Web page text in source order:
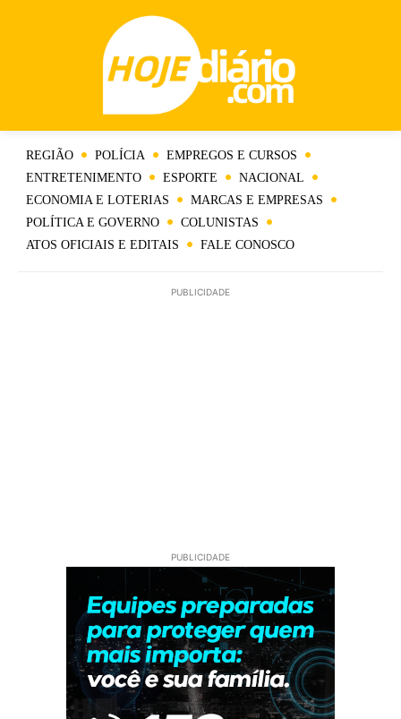
REGIÃO POLÍCIA
EMPREGOS E CURSOS
ENTRETENIMENTO
ESPORTE
NACIONAL
ECONOMIA E LOTERIAS
MARCAS E EMPRESAS
POLÍTICA E GOVERNO
COLUNISTAS
ATOS OFICIAIS E EDITAIS
FALE CONOSCO
PUBLICIDADE
PUBLICIDADE